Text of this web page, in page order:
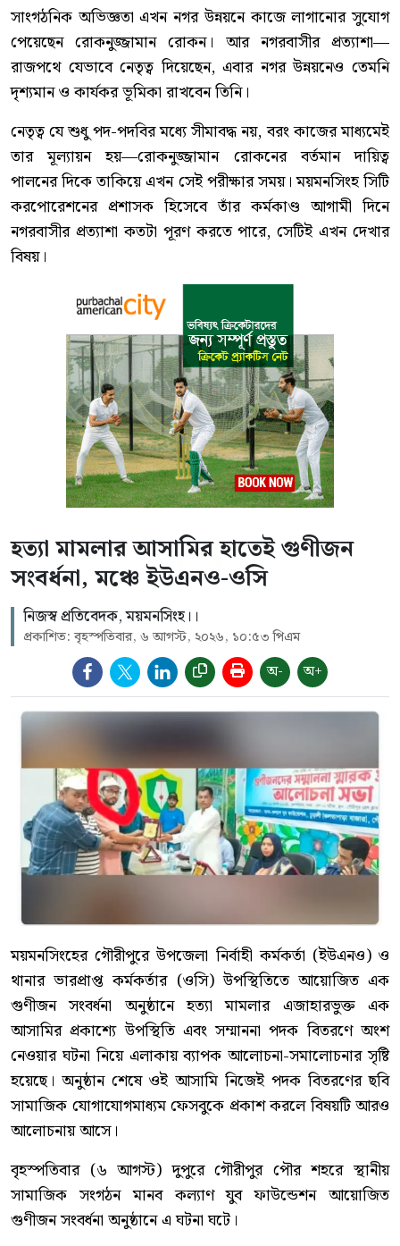
সাংগঠনিক অভিজ্ঞতা এখন নগর উন্নয়নে কাজে লাগানোর সুযোগ
পেয়েছেন রোকনুজ্জামান রোকন। আর নগরবাসীর প্রত্যাশা—
রাজপথে যেভাবে নেতৃত্ব দিয়েছেন, এবার নগর উন্নয়নেও তেমনি
দৃশ্যমান ও কার্যকর ভূমিকা রাখবেন তিনি।
নেতৃত্ব যে শুধু পদ-পদবির মধ্যে সীমাবদ্ধ নয়, বরং কাজের মাধ্যমেই
তার মূল্যায়ন হয়—রোকনুজ্জামান রোকনের বর্তমান দায়িত্ব
পালনের দিকে তাকিয়ে এখন সেই পরীক্ষার সময়। ময়মনসিংহ সিটি
করপোরেশনের প্রশাসক হিসেবে তাঁর কর্মকাণ্ড আগামী দিনে
নগরবাসীর প্রত্যাশা কতটা পূরণ করতে পারে, সেটিই এখন দেখার
বিষয়।
হত্যা মামলার আসামির হাতেই গুণীজন
সংবর্ধনা, মঞ্চে ইউএনও-ওসি
নিজস্ব প্রতিবেদক, ময়মনসিংহ।।
প্রকাশিত: বৃহস্পতিবার, ৬ আগস্ট, ২০২৬, ১০:৫৩ পিএম
অ- অ+
ময়মনসিংহের গৌরীপুরে উপজেলা নির্বাহী কর্মকর্তা (ইউএনও) ও
থানার ভারপ্রাপ্ত কর্মকর্তার (ওসি) উপস্থিতিতে আয়োজিত এক
গুণীজন সংবর্ধনা অনুষ্ঠানে হত্যা মামলার এজাহারভুক্ত এক
আসামির প্রকাশ্যে উপস্থিতি এবং সম্মাননা পদক বিতরণে অংশ
নেওয়ার ঘটনা নিয়ে এলাকায় ব্যাপক আলোচনা-সমালোচনার সৃষ্টি
হয়েছে। অনুষ্ঠান শেষে ওই আসামি নিজেই পদক বিতরণের ছবি
সামাজিক যোগাযোগমাধ্যম ফেসবুকে প্রকাশ করলে বিষয়টি আরও
আলোচনায় আসে।
বৃহস্পতিবার (৬ আগস্ট) দুপুরে গৌরীপুর পৌর শহরে স্থানীয়
সামাজিক সংগঠন মানব কল্যাণ যুব ফাউন্ডেশন আয়োজিত
গুণীজন সংবর্ধনা অনুষ্ঠানে এ ঘটনা ঘটে।